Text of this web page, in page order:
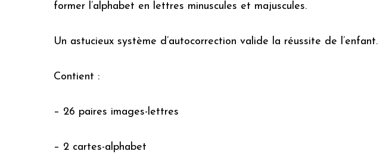
former l’alphabet en lettres minuscules et majuscules.
Un astucieux système d’autocorrection valide la réussite de l’enfant.
Contient :
– 26 paires images-lettres
– 2 cartes-alphabet